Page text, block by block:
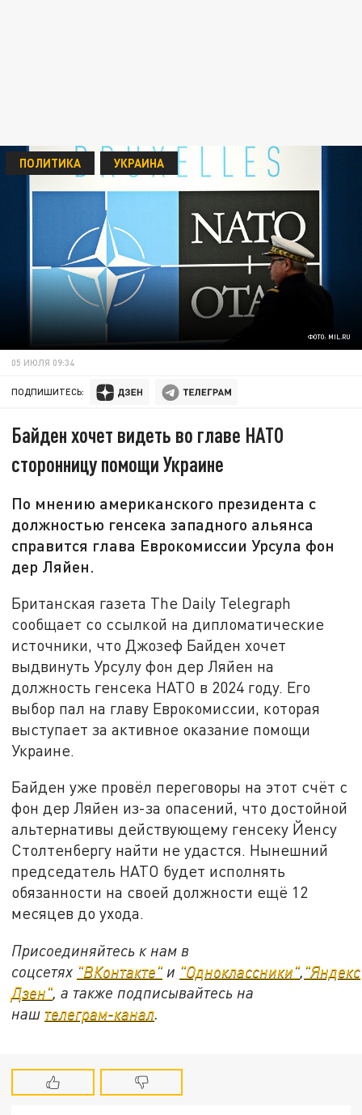
ФОТО: MIL.RU
ПОЛИТИКА УКРАИНА
05 ИЮЛЯ 09:34
ПОДПИШИТЕСЬ:
Байден хочет видеть во главе НАТО
сторонницу помощи Украине
По мнению американского президента с
должностью генсека западного альянса
справится глава Еврокомиссии Урсула фон
дер Ляйен.
Британская газета The Daily Telegraph
сообщает со ссылкой на дипломатические
источники, что Джозеф Байден хочет
выдвинуть Урсулу фон дер Ляйен на
должность генсека НАТО в 2024 году. Его
выбор пал на главу Еврокомиссии, которая
выступает за активное оказание помощи
Украине.
Байден уже провёл переговоры на этот счёт с
фон дер Ляйен из-за опасений, что достойной
альтернативы действующему генсеку Йенсу
Столтенбергу найти не удастся. Нынешний
председатель НАТО будет исполнять
обязанности на своей должности ещё 12
месяцев до ухода.
Присоединяйтесь к нам в
соцсетях "ВКонтакте" и "Одноклассники", "Яндекс
Дзен", а также подписывайтесь на
наш телеграм-канал.